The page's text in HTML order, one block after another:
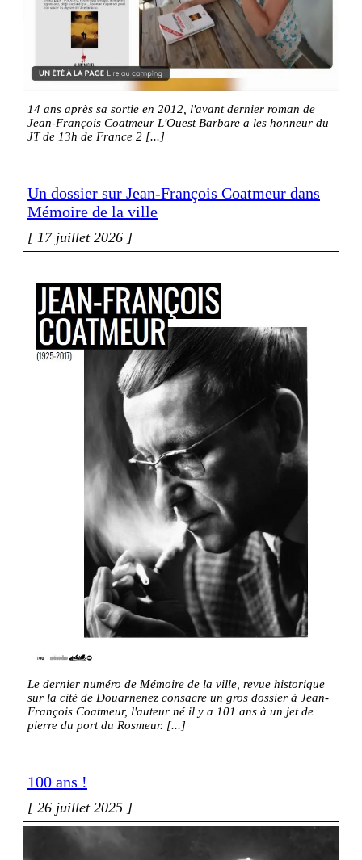
14 ans après sa sortie en 2012, l'avant dernier roman de
Jean-François Coatmeur L'Ouest Barbare a les honneur du
JT de 13h de France 2
Un dossier sur Jean-François Coatmeur dans
Mémoire de la ville
17 juillet 2026
Le dernier numéro de Mémoire de la ville, revue historique
sur la cité de Douarnenez consacre un gros dossier à Jean-
François Coatmeur, l'auteur né il y a 101 ans à un jet de
pierre du port du Rosmeur.
100 ans !
26 juillet 2025